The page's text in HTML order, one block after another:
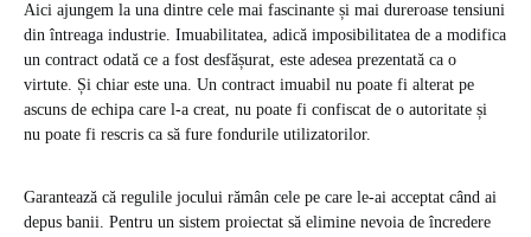
Aici ajungem la una dintre cele mai fascinante și mai dureroase tensiuni
din întreaga industrie. Imuabilitatea, adică imposibilitatea de a modifica
un contract odată ce a fost desfășurat, este adesea prezentată ca o
virtute. Și chiar este una. Un contract imuabil nu poate fi alterat pe
ascuns de echipa care l-a creat, nu poate fi confiscat de o autoritate și
nu poate fi rescris ca să fure fondurile utilizatorilor.
Garantează că regulile jocului rămân cele pe care le-ai acceptat când ai
depus banii. Pentru un sistem proiectat să elimine nevoia de încredere